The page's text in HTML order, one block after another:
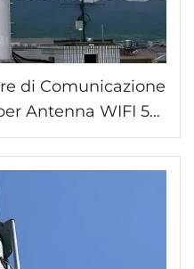
di Comunicazione
Antenna WIFI 5G